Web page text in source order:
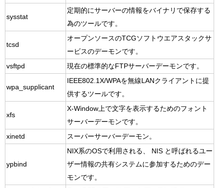
sysstat
定期的にサーバーの情報をバイナリで保存する
為のツールです。
tcsd
オープンソースのTCGソフトウエアスタックサ
ービスのデーモンです。
vsftpd
現在の標準的なFTPサーバーデーモンです。
wpa_supplicant
IEEE802.1X/WPAを無線LANクライアントに提
供するツールです。
xfs
X-Window上で文字を表示するためのフォント
サーバーデーモンです。
xinetd
スーパーサーバーデーモン。
ypbind
NIX系のOSで利用される、 NIS と呼ばれるユー
ザー情報の共有システムに参加するためのデー
モンです。